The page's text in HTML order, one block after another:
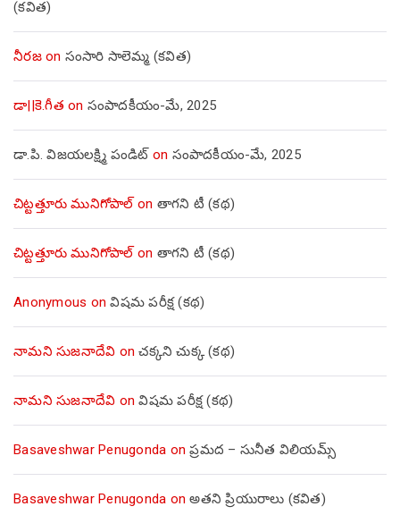
(కవిత)
నీరజon సంసారి సాలెమ్మ (కవిత)
డా||కె.గీత on సంపాదకీయం-మే, 2025
డా.పి. విజయలక్ష్మి పండిట్ on సంపాదకీయం-మే, 2025
చిట్టత్తూరు మునిగోపాల్on తాగని టీ (కథ)
చిట్టత్తూరు మునిగోపాల్on తాగని టీ (కథ)
Anonymous onవిషమ పరీక్ష (క‌థ‌)
నామని సుజనాదేవి onచక్కని చుక్క (కథ)
నామని సుజనాదేవి onవిషమ పరీక్ష (క‌థ‌)
Basaveshwar Penugonda onప్రమద – సునీత విలియమ్స్
Basaveshwar Penugonda onఅతని ప్రియురాలు (కవిత)